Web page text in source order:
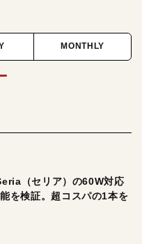
MONTHLY
（セリア）の60W対応
を検証。超コスパの1本を